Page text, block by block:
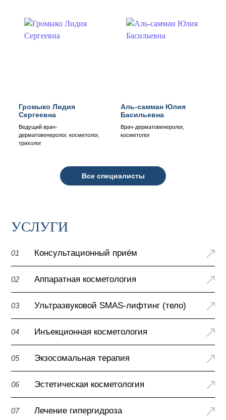
Громыко Лидия
Сергеевна
Ведущий врач-
дерматовенеролог, косметолог,
трихолог
Аль-самман Юлия
Басильевна
Врач-дерматовенеролог,
косметолог
Все специалисты
УСЛУГИ
01 Консультационный приём
02 Аппаратная косметология
03 Ультразвуковой SMAS-лифтинг (тело)
04 Инъекционная косметология
05 Экзосомальная терапия
06 Эстетическая косметология
07 Лечение гипергидроза